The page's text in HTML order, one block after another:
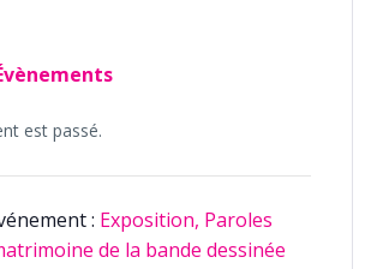
est passé.
: Exposition, Paroles
de la bande dessinée